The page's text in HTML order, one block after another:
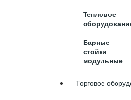
Тепловое
Барные
стойки
модульные
Торговое